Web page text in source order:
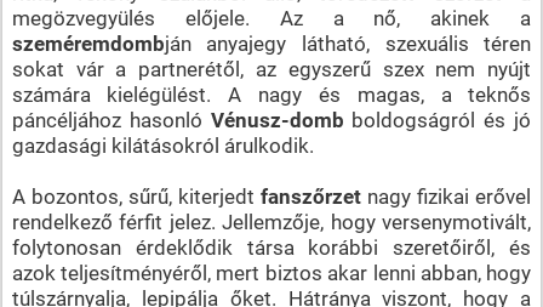
megözvegyülés előjele. Az a nő, akinek a
szeméremdombján anyajegy látható, szexuális téren
sokat vár a partnerétől, az egyszerű szex nem nyújt
számára kielégülést. A nagy és magas, a teknős
páncéljához hasonló Vénusz-domb boldogságról és jó
gazdasági kilátásokról árulkodik.
A bozontos, sűrű, kiterjedtfanszőrzet nagy fizikai erővel
rendelkező férfit jelez. Jellemzője, hogy versenymotivált,
folytonosan érdeklődik társa korábbi szeretőiről, és
azok teljesítményéről, mert biztos akar lenni abban, hogy
túlszárnyalja, lepipálja őket. Hátránya viszont, hogy a